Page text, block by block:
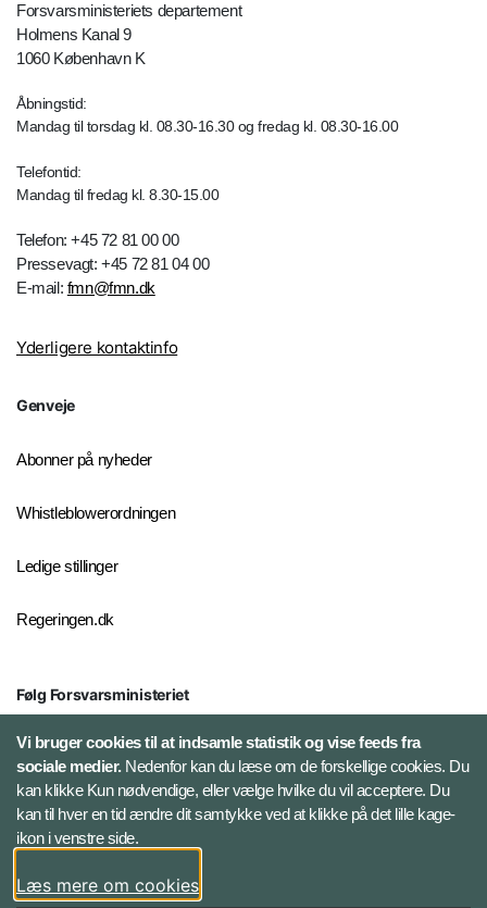
Forsvarsministeriets departement
Holmens Kanal 9
1060 København K
Åbningstid:
Mandag til torsdag kl. 08.30-16.30 og fredag kl. 08.30-16.00
Telefontid:
Mandag til fredag kl. 8.30-15.00
Telefon: +45 72 81 00 00
Pressevagt: +45 72 81 04 00
E-mail: fmn@fmn.dk
Yderligere kontaktinfo
Genveje
Abonner på nyheder
Whistleblowerordningen
Ledige stillinger
Regeringen.dk
Følg Forsvarsministeriet
X
LinkedIn
Instagram
Vi bruger cookies til at indsamle statistik og vise feeds fra
sociale medier.Nedenfor kan du læse om de forskellige cookies. Du
kan klikke Kun nødvendige, eller vælge hvilke du vil acceptere. Du
kan til hver en tid ændre dit samtykke ved at klikke på det lille kage-
ikon i venstre side.
Læs mere om cookies